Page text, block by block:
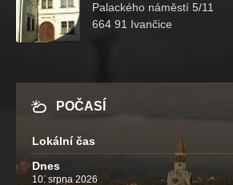
Palackého náměstí 5/11
664 91 Ivančice
POČASÍ
Lokální čas
Dnes
10. srpna 2026